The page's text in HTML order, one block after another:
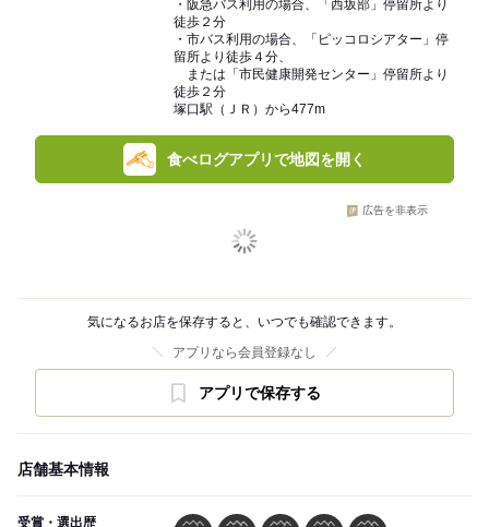
・阪急バス利用の場合、「西坂部」停留所より
徒歩２分
・市バス利用の場合、「ピッコロシアター」停
留所より徒歩４分、
または「市民健康開発センター」停留所より
徒歩２分
塚口駅（ＪＲ）から477m
食べログアプリで地図を開く
広告を非表示
気になるお店を保存すると、いつでも確認できます。
アプリなら会員登録なし
アプリで保存する
店舗基本情報
受賞・選出歴